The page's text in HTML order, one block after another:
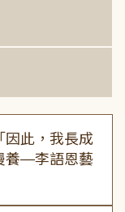
因此，我長成
養—李語恩藝